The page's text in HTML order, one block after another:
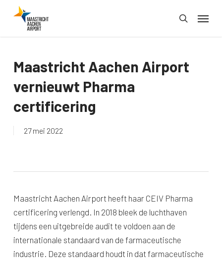
search
Menu
Maastricht Aachen Airport
vernieuwt Pharma
certificering
27 mei 2022
Maastricht Aachen Airport heeft haar CEIV Pharma
certificering verlengd. In 2018 bleek de luchthaven
tijdens een uitgebreide audit te voldoen aan de
internationale standaard van de farmaceutische
industrie. Deze standaard houdt in dat farmaceutische